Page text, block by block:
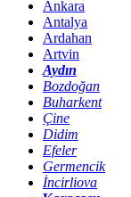
Ankara
Antalya
Ardahan
Artvin
Aydın
Bozdoğan
Buharkent
Çine
Didim
Efeler
Germencik
İncirliova